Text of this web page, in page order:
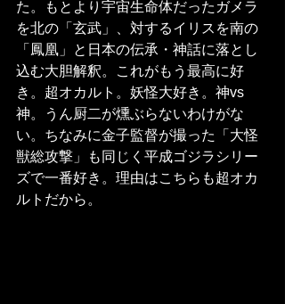
た。もとより宇宙生命体だったガメラ
を北の「玄武」、対するイリスを南の
「鳳凰」と日本の伝承・神話に落とし
込む大胆解釈。これがもう最高に好
き。超オカルト。妖怪大好き。神vs
神。うん厨二が燻ぶらないわけがな
い。ちなみに金子監督が撮った「大怪
獣総攻撃」も同じく平成ゴジラシリー
ズで一番好き。理由はこちらも超オカ
ルトだから。